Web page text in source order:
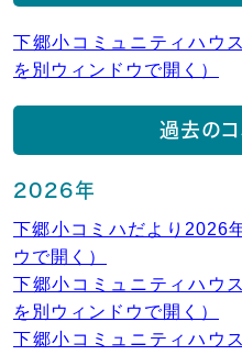
下郷小コミュニティハウ
を別ウィンドウで開く）
過去のコ
2026年
下郷小コミハだより2026
ウで開く）
下郷小コミュニティハウ
を別ウィンドウで開く）
下郷小コミュニティハウ